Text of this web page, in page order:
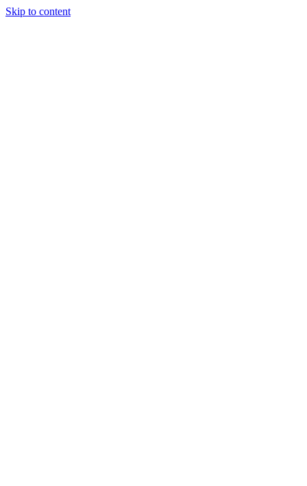
Skip to content